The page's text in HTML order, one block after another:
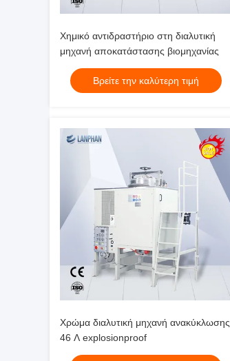
Χημικό αντιδραστήριο στη διαλυτική
μηχανή αποκατάστασης βιομηχανίας
Βρείτε την καλύτερη τιμή
Χρώμα διαλυτική μηχανή ανακύκλωσης
46 Λ explosionproof